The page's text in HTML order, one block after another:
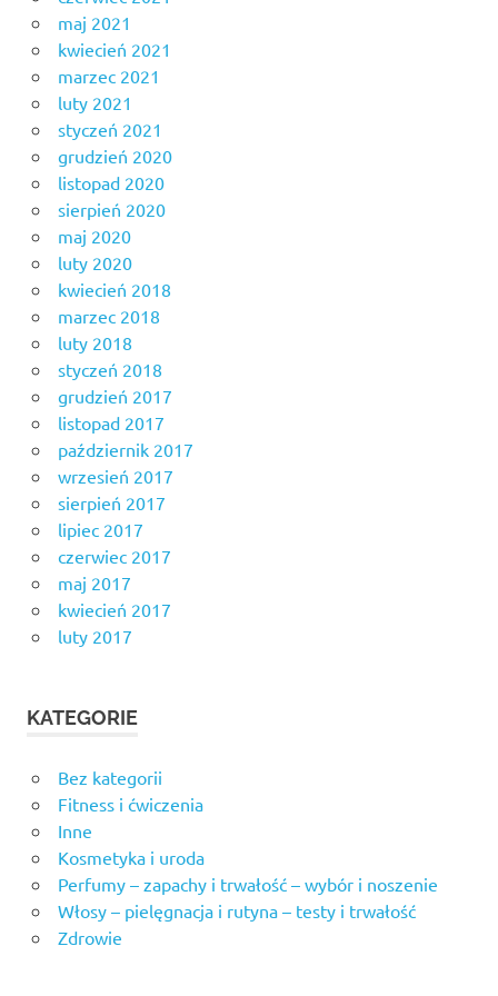
maj 2021
kwiecień 2021
marzec 2021
luty 2021
styczeń 2021
grudzień 2020
listopad 2020
sierpień 2020
maj 2020
luty 2020
kwiecień 2018
marzec 2018
luty 2018
styczeń 2018
grudzień 2017
listopad 2017
październik 2017
wrzesień 2017
sierpień 2017
lipiec 2017
czerwiec 2017
maj 2017
kwiecień 2017
luty 2017
KATEGORIE
Bez kategorii
Fitness i ćwiczenia
Inne
Kosmetyka i uroda
Perfumy – zapachy i trwałość – wybór i noszenie
Włosy – pielęgnacja i rutyna – testy i trwałość
Zdrowie